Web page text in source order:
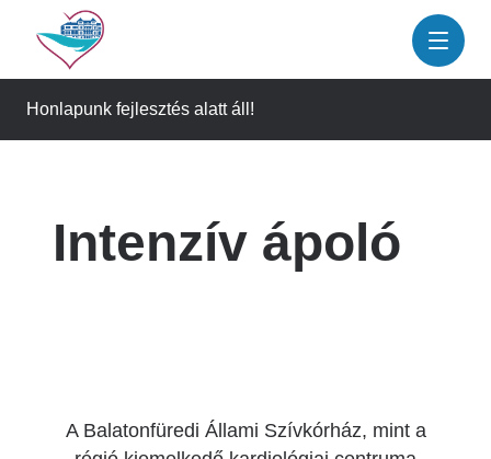
tartalomra
Honlapunk fejlesztés alatt áll!
Intenzív ápoló
A Balatonfüredi Állami Szívkórház, mint a